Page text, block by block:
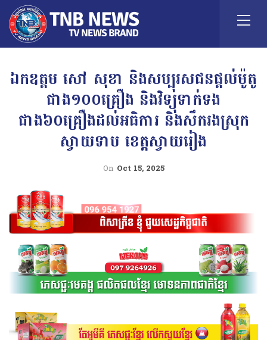
ឯកឧត្តម សៅ សុខា និងសប្បុរសជនផ្តល់ម៉ូតូ
ជាង១០០គ្រឿង និងវិទ្យុទាក់ទង
ជាង៦០គ្រឿងដល់អធិការ និងសឹករងស្រុក
ស្វាយទាប ខេត្តស្វាយរៀង
On Oct 15, 2025